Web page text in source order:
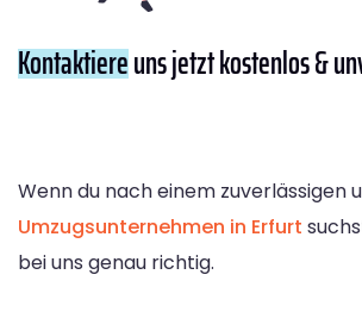
Kontaktiereuns jetzt kostenlos &
Wenn du nach einem zuverlässigen
Umzugsunternehmen in Erfurt
bei uns genau richtig.